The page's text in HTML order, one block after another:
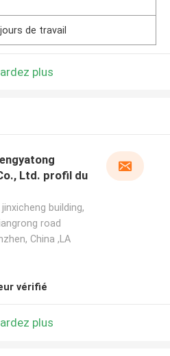
de travail
plus
Ltd. profil du
jinxicheng building,
road
China ,LA
vérifié
plus